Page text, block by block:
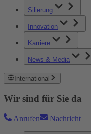
Silierung
Innovation
Karriere
News & Media
International
Wir sind für Sie da
Anrufen Nachricht